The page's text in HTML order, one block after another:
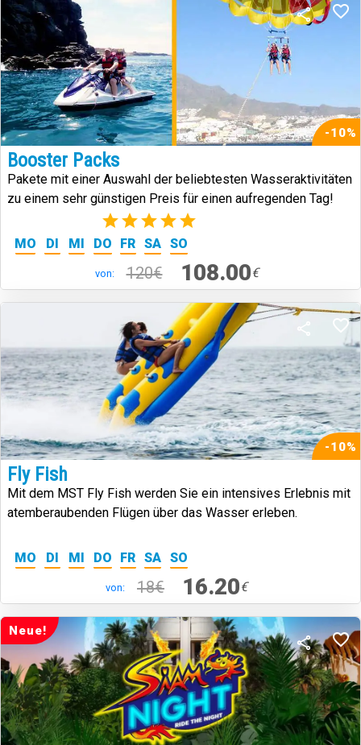
-10%
Booster Packs
Pakete mit einer Auswahl der beliebtesten Wasseraktivitäten
zu einem sehr günstigen Preis für einen aufregenden Tag!
(1)
MO DI MI DO FR SA SO
von: 120€ 108.00€
-10%
Fly Fish
Mit dem MST Fly Fish werden Sie ein intensives Erlebnis mit
atemberaubenden Flügen über das Wasser erleben.
MO DI MI DO FR SA SO
von: 18€ 16.20€
Neue!